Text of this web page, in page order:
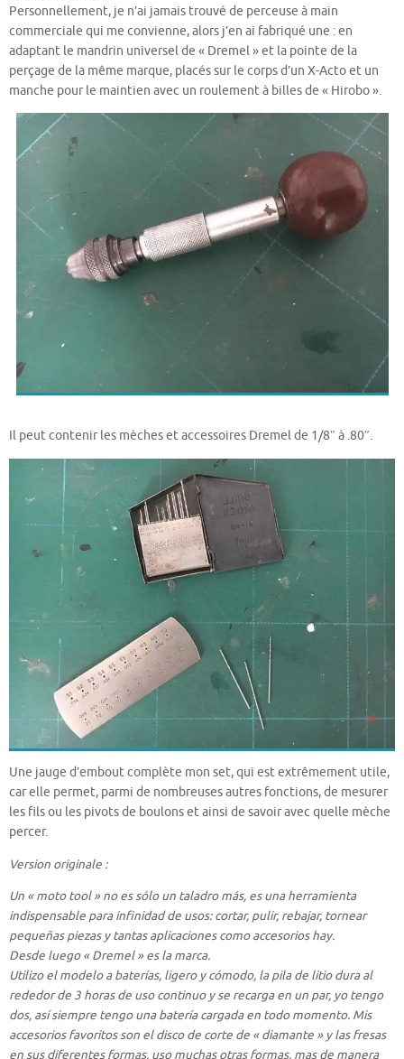
Personnellement, je n’ai jamais trouvé de perceuse à main
commerciale qui me convienne, alors j’en ai fabriqué une : en
adaptant le mandrin universel de « Dremel » et la pointe de la
perçage de la même marque, placés sur le corps d’un X-Acto et un
manche pour le maintien avec un roulement à billes de « Hirobo ».
Il peut contenir les mèches et accessoires Dremel de 1/8″ à .80″.
Une jauge d’embout complète mon set, qui est extrêmement utile,
car elle permet, parmi de nombreuses autres fonctions, de mesurer
les fils ou les pivots de boulons et ainsi de savoir avec quelle mèche
percer.
Version originale :
Un « moto tool » no es sólo un taladro más, es una herramienta
indispensable para infinidad de usos: cortar, pulir, rebajar, tornear
pequeñas piezas y tantas aplicaciones como accesorios hay.
Desde luego « Dremel » es la marca.
Utilizo el modelo a baterías, ligero y cómodo, la pila de litio dura al
rededor de 3 horas de uso continuo y se recarga en un par, yo tengo
dos, así siempre tengo una batería cargada en todo momento. Mis
accesorios favoritos son el disco de corte de « diamante » y las fresas
en sus diferentes formas, uso muchas otras formas, mas de manera